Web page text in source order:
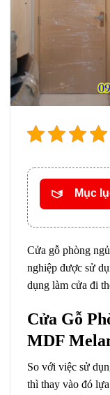
Mục
Cửa gỗ phòng
nghiệp được sử
dụng làm cửa đi
Cửa Gỗ
MDF
So với việc sử
thì thay vào đó